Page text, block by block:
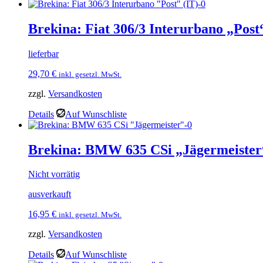
Brekina: Fiat 306/3 Interurbano
lieferbar
29,70 € inkl. gesetzl. MwSt.
zzgl. Versandkosten
Details Auf Wunschliste
Brekina: BMW 635 CSi
Nicht vorrätig
ausverkauft
16,95 € inkl. gesetzl. MwSt.
zzgl. Versandkosten
Details Auf Wunschliste